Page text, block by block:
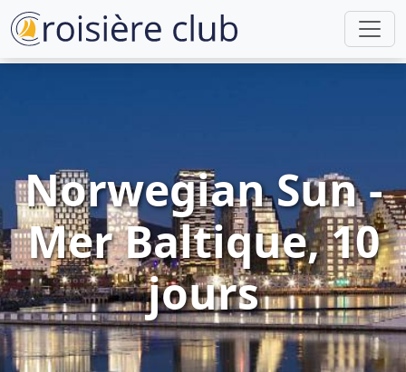
Norwegian Sun -
Mer Baltique, 10
jours